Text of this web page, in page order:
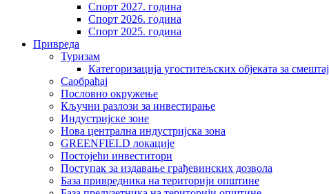
Спорт 2027. година
Спорт 2026. година
Спорт 2025. година
Привреда
Туризам
Категоризација угоститељских објеката за смештај
Саобраћај
Пословно окружење
Кључни разлози за инвестирање
Индустријске зоне
Нова централна индустријска зона
GREENFIELD локације
Постојећи инвеститори
Поступак за издавање грађевинских дозвола
База привредника на територији општине